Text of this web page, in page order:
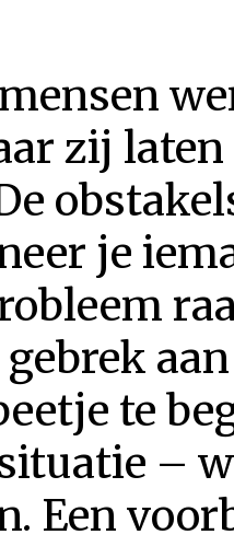
zij
je
te
–
Een